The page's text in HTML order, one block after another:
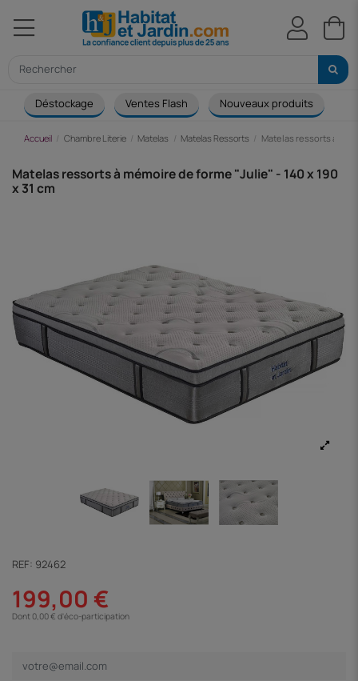
Déstockage Ventes Flash Nouveaux produits
Accueil Chambre Literie Matelas Matelas Ressorts Matelas ressorts à
Matelas ressorts à mémoire de forme "Julie" - 140 x 190
x 31 cm
REF: 92462
199,00 €
Dont 0,00 € d'éco-participation